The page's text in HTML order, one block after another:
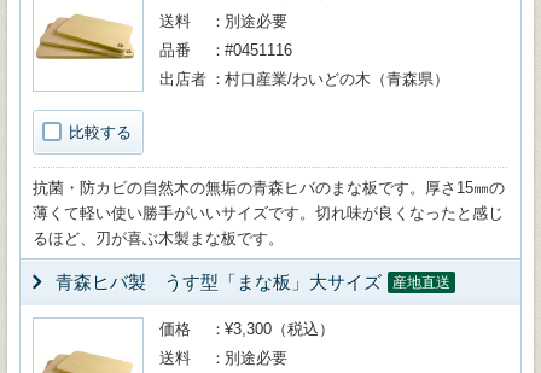
比較する
送料
別途必要
品番
#0451116
出店者
村口産業/わいどの木（青森県）
抗菌・防カビの自然木の無垢の青森ヒバのまな板です。厚さ15㎜の
薄くて軽い使い勝手がいいサイズです。切れ味が良くなったと感じ
るほど、刃が喜ぶ木製まな板です。
青森ヒバ製 うす型「まな板」大サイズ 産地直送
価格
¥3,300（税込）
送料
別途必要